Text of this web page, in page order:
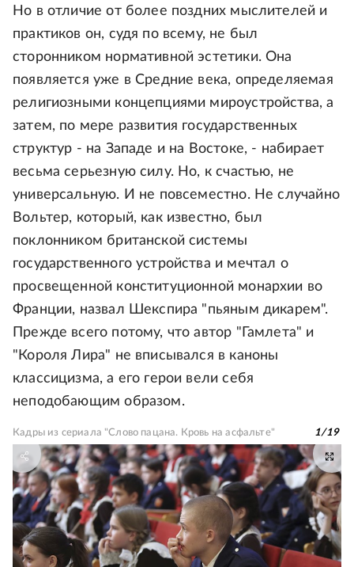
Но в отличие от более поздних мыслителей и
практиков он, судя по всему, не был
сторонником нормативной эстетики. Она
появляется уже в Средние века, определяемая
религиозными концепциями мироустройства, а
затем, по мере развития государственных
структур - на Западе и на Востоке, - набирает
весьма серьезную силу. Но, к счастью, не
универсальную. И не повсеместно. Не случайно
Вольтер, который, как известно, был
поклонником британской системы
государственного устройства и мечтал о
просвещенной конституционной монархии во
Франции, назвал Шекспира "пьяным дикарем".
Прежде всего потому, что автор "Гамлета" и
"Короля Лира" не вписывался в каноны
классицизма, а его герои вели себя
неподобающим образом.
Кадры из сериала "Слово пацана. Кровь на асфальте" 1/19